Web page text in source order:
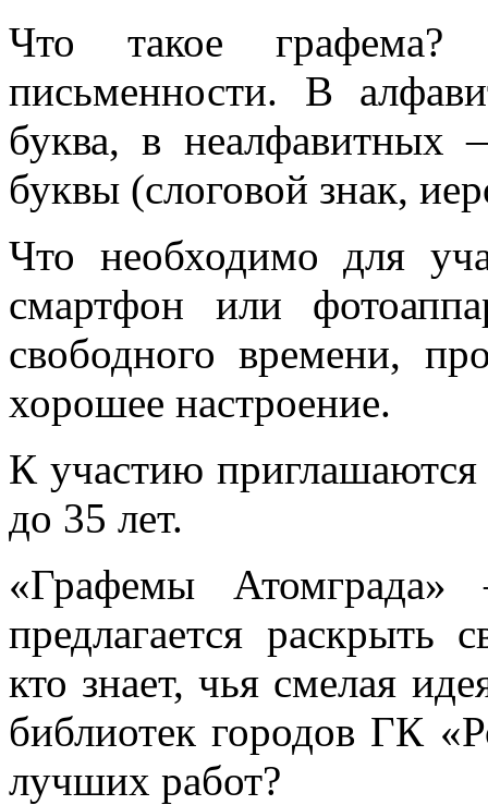
Что такое графема?
письменности. В
буква, в неалфавитных
буквы (слоговой знак,
Что необходимо для
смартфон или
свободного времени,
хорошее настроение.
К участию
до 35 лет.
«Графемы
предлагается раскрыть
кто знает, чья смелая
библиотек городов ГК
лучших работ?